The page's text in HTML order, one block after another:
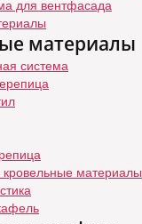
для вентфасада
материалы
система
материалы